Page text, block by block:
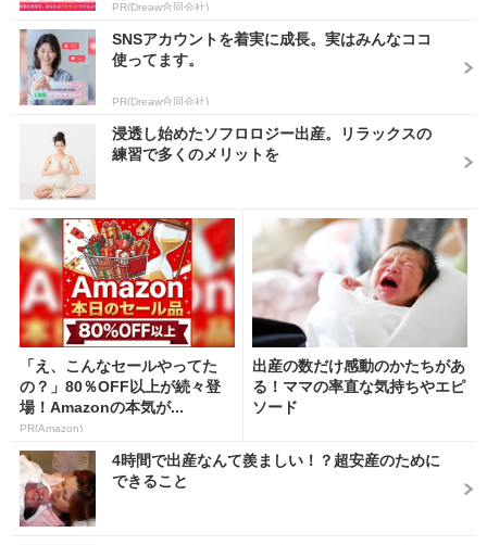
PR(Dreaw合同会社)
SNSアカウントを着実に成長。実はみんなココ
使ってます。
PR(Dreaw合同会社)
浸透し始めたソフロロジー出産。リラックスの
練習で多くのメリットを
「え、こんなセールやってた
の？」80％OFF以上が続々登
場！Amazonの本気が...
PR(Amazon)
出産の数だけ感動のかたちがあ
る！ママの率直な気持ちやエピ
ソード
4時間で出産なんて羨ましい！？超安産のために
できること